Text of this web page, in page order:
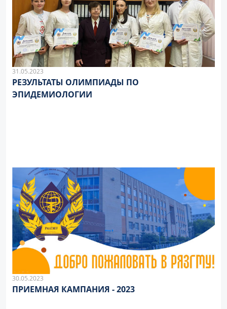
31.05.2023
РЕЗУЛЬТАТЫ ОЛИМПИАДЫ ПО
ЭПИДЕМИОЛОГИИ
30.05.2023
ПРИЕМНАЯ КАМПАНИЯ - 2023